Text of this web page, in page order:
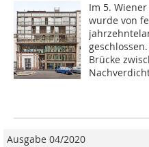
Im 5.
wurde von
Brücke
Ausgabe 04/2020